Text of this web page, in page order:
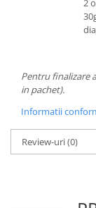
2
Pentru finalizare
in pachet).
Informatii
Review-uri(0)